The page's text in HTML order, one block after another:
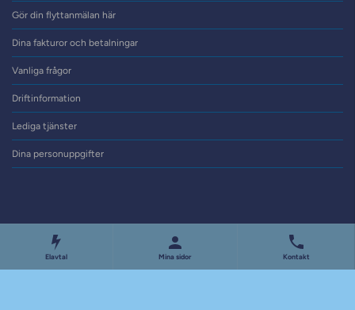
Gör din flyttanmälan här
Dina fakturor och betalningar
Vanliga frågor
Driftinformation
Lediga tjänster
Dina personuppgifter
Elavtal Mina sidor Kontakt